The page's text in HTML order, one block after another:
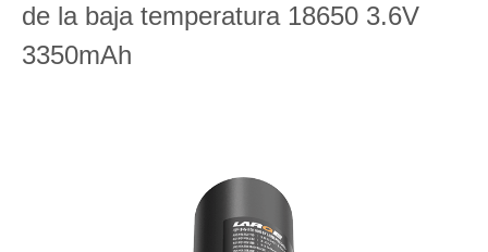
de la baja temperatura 18650 3.6V
3350mAh